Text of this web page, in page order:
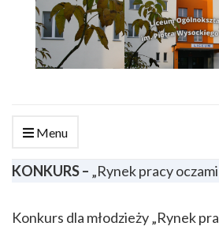
Menu
KONKURS – „Rynek pracy
Konkurs dla młodzieży „Rynek